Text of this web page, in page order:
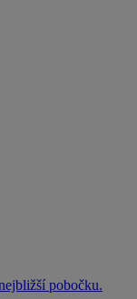
pobočku.